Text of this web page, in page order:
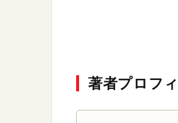
著者プロフ